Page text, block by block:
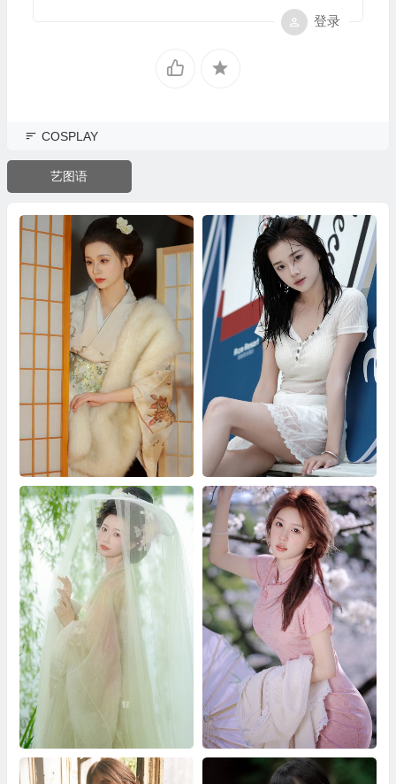
登录
COSPLAY
艺图语
冬日记忆 彭小鸭呀 泳池人像 小北
杨柳依依 知时 春日来信 罗言